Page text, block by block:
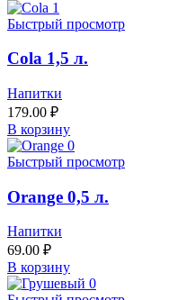
Быстрый просмотр
Cola 1,5 л.
Напитки
179.00 ₽
В корзину
Быстрый просмотр
Orange 0,5 л.
Напитки
69.00 ₽
В корзину